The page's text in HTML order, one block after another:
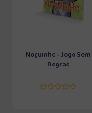
Noguinho - Jogo Sem
Regras